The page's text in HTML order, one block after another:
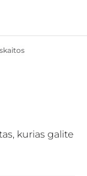
kurias galite